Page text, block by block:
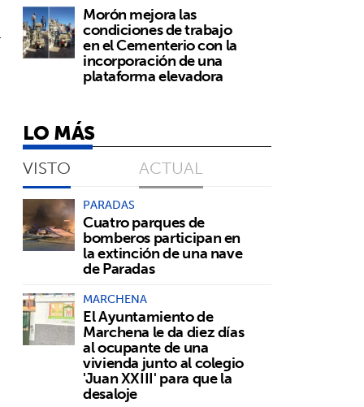
Morón mejora las
condiciones de trabajo
en el Cementerio con la
incorporación de una
plataforma elevadora
LO MÁS
VISTO ACTUAL
PARADAS
Cuatro parques de
bomberos participan en
la extinción de una nave
de Paradas
MARCHENA
El Ayuntamiento de
Marchena le da diez días
al ocupante de una
vivienda junto al colegio
'Juan XXIII' para que la
desaloje